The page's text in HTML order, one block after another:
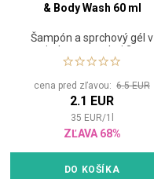
& Body Wash 60 ml
Šampón a sprchový gél v
jednom pre deti 3+
cena pred zľavou: 6.5 EUR
2.1 EUR
35 EUR/1
ZĽAVA 68%
DO KOŠÍKA